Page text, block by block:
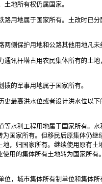
地所有权仍属国家。
地属于国家所有。土改时已
保护用地和公路其他用地凡未
杆塔占用农民集体所有的土
的军事用地属于国家所有。
高洪水位或者设计洪水位以
水利工程用地属于国家所有。
国家所有。但移民后原集体仍
，归国家所有。继续使用原有
用的集体所有土地转为国家所
城市集体所有制单位和集体